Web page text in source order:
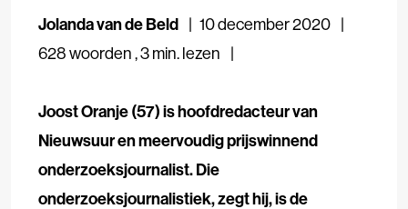
Jolanda van de Beld
10 december 2020
628 woorden,3 min. lezen
Joost Oranje (57) is hoofdredacteur van
Nieuwsuur en meervoudig prijswinnend
onderzoeksjournalist. Die
onderzoeksjournalistiek, zegt hij, is de